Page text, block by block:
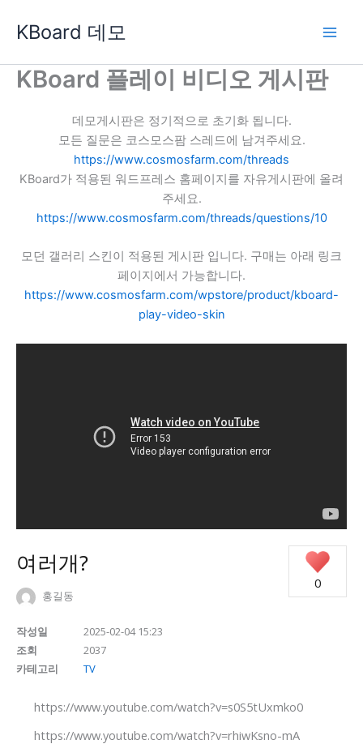
로
KBoard 데모
KBoard 플레이 비디오 게시판
데모게시판은 정기적으로 초기화 됩니다.
모든 질문은 코스모스팜 스레드에 남겨주세요.
https://www.cosmosfarm.com/threads
KBoard가 적용된 워드프레스 홈페이지를 자유게시판에 올려
주세요.
https://www.cosmosfarm.com/threads/questions/10
모던 갤러리 스킨이 적용된 게시판 입니다. 구매는 아래 링크
페이지에서 가능합니다.
https://www.cosmosfarm.com/wpstore/product/kboard-
play-video-skin
여러개?
홍길동
작성일
2025-02-04 15:23
조회
2037
카테고리
TV
0
https://www.youtube.com/watch?v=s0S5tUxmko0
https://www.youtube.com/watch?v=rhiwKsno-mA